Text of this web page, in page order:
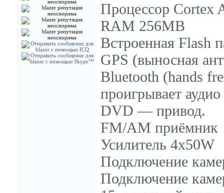
Процессор Cortex
RAM 256MB
Встроенная Flash
GPS (выносная
Bluetooth (hands
проигрывает
DVD — привод.
FM/AM приёмник
Усилитель 4x50W
Подключение
Подключение